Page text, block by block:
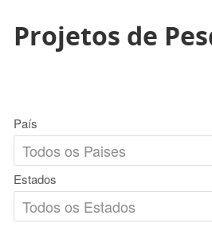
Projetos de
País
Estados